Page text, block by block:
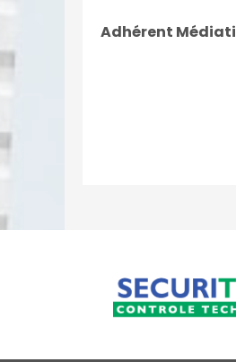
Adhérent